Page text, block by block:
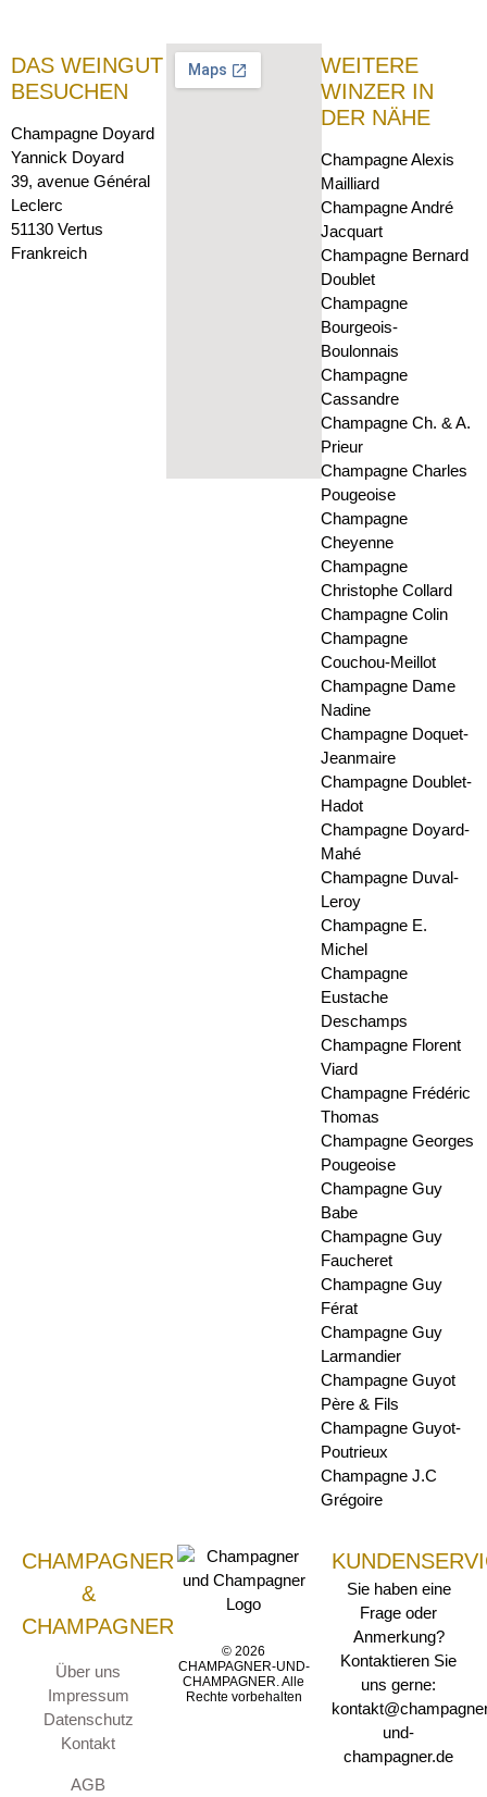
DAS WEINGUT
BESUCHEN
Champagne Doyard
Yannick Doyard
39, avenue Général
Leclerc
51130 Vertus
Frankreich
WEITERE
WINZER IN
DER NÄHE
Champagne Alexis
Mailliard
Champagne André
Jacquart
Champagne Bernard
Doublet
Champagne
Bourgeois-
Boulonnais
Champagne
Cassandre
Champagne Ch. & A.
Prieur
Champagne Charles
Pougeoise
Champagne
Cheyenne
Champagne
Christophe Collard
Champagne Colin
Champagne
Couchou-Meillot
Champagne Dame
Nadine
Champagne Doquet-
Jeanmaire
Champagne Doublet-
Hadot
Champagne Doyard-
Mahé
Champagne Duval-
Leroy
Champagne E.
Michel
Champagne
Eustache
Deschamps
Champagne Florent
Viard
Champagne Frédéric
Thomas
Champagne Georges
Pougeoise
Champagne Guy
Babe
Champagne Guy
Faucheret
Champagne Guy
Férat
Champagne Guy
Larmandier
Champagne Guyot
Père & Fils
Champagne Guyot-
Poutrieux
Champagne J.C
Grégoire
CHAMPAGNER
&
CHAMPAGNER
Über uns
Impressum
Datenschutz
Kontakt
AGB
© 2026
CHAMPAGNER-UND-
CHAMPAGNER. Alle
Rechte vorbehalten
Sie haben eine
Frage oder
Anmerkung?
Kontaktieren Sie
uns gerne:
und-
champagner.de